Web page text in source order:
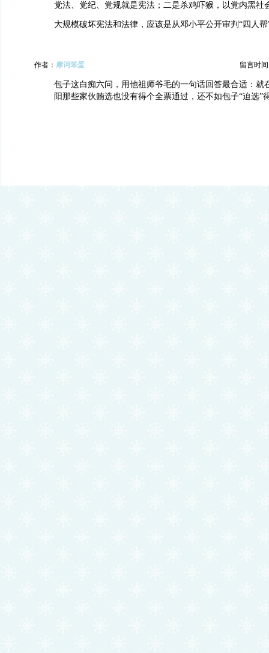
党法、党纪、党规就是宪法；二是杀鸡吓猴，以党内黑社
大规模破坏宪法和法律，应该是从邓小平公开审判“四人
作者： 摩诃笨蛋 留言时间
包子这白痴六问，用他祖师爷毛的一句话回答最合适：就
阳那些家伙贿选也没有得个全票通过，还不如包子“迫选”